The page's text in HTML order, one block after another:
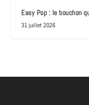
Easy Pop : le bouchon
31 juillet 2026